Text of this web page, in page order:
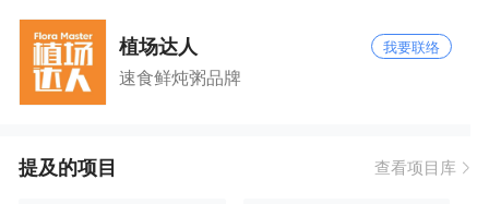
植场达人 我要联络
速食鲜炖粥品牌
提及的项目 查看项目库